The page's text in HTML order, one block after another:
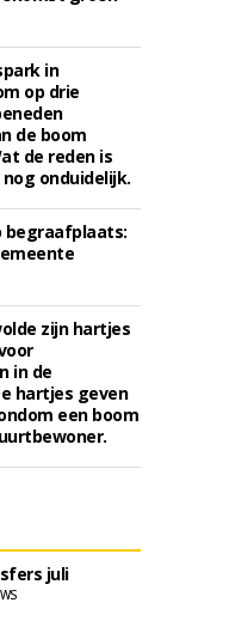
in
op drie
de boom
de reden is
onduidelijk.
begraafplaats:
zijn hartjes
in de
hartjes geven
een boom
juli